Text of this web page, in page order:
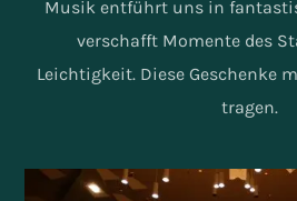
Musik entführt uns in
verschafft Momente des
Leichtigkeit. Diese Geschenke
tragen.